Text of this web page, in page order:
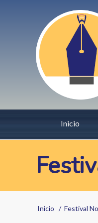
User
account
menu
Main
Inicio
Inicio Festival